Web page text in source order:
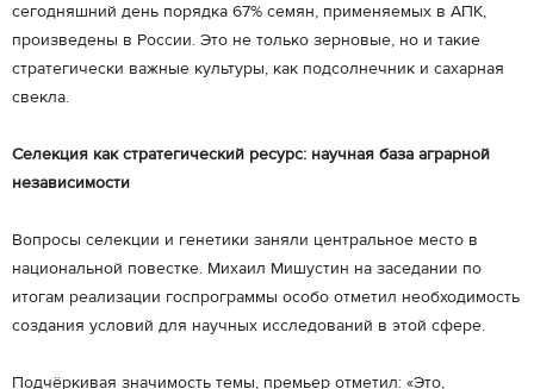
сегодняшний день порядка 67% семян, применяемых в АПК,
произведены в России. Это не только зерновые, но и такие
стратегически важные культуры, как подсолнечник и сахарная
свекла.
Селекция как стратегический ресурс: научная база аграрной
независимости
Вопросы селекции и генетики заняли центральное место в
национальной повестке. Михаил Мишустин на заседании по
итогам реализации госпрограммы особо отметил необходимость
создания условий для научных исследований в этой сфере.
Подчёркивая значимость темы, премьер отметил: «Это,